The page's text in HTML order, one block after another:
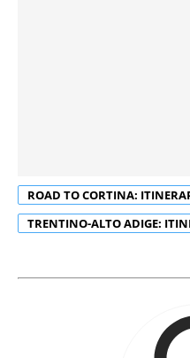
ROAD TO CORTINA:
TRENTINO-ALTO ADIGE: